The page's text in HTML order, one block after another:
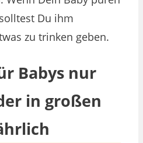
Du ihm
zu trinken geben.
Babys nur
in großen